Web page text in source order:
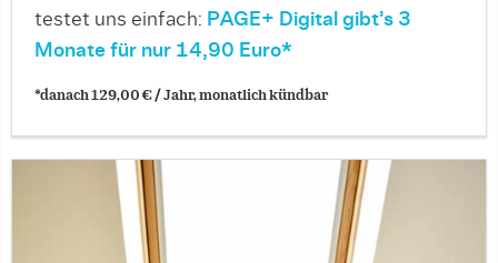
testet uns einfach: PAGE+ Digital gibt’s 3
Monate für nur 14,90 Euro*
*danach 129,00 € / Jahr, monatlich kündbar